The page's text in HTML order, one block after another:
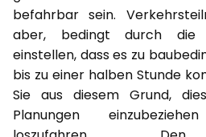
befahrbar sein.
aber, bedingt durch die
einstellen, dass es zu
bis zu einer halben Stunde
Sie aus diesem Grund,
Planungen